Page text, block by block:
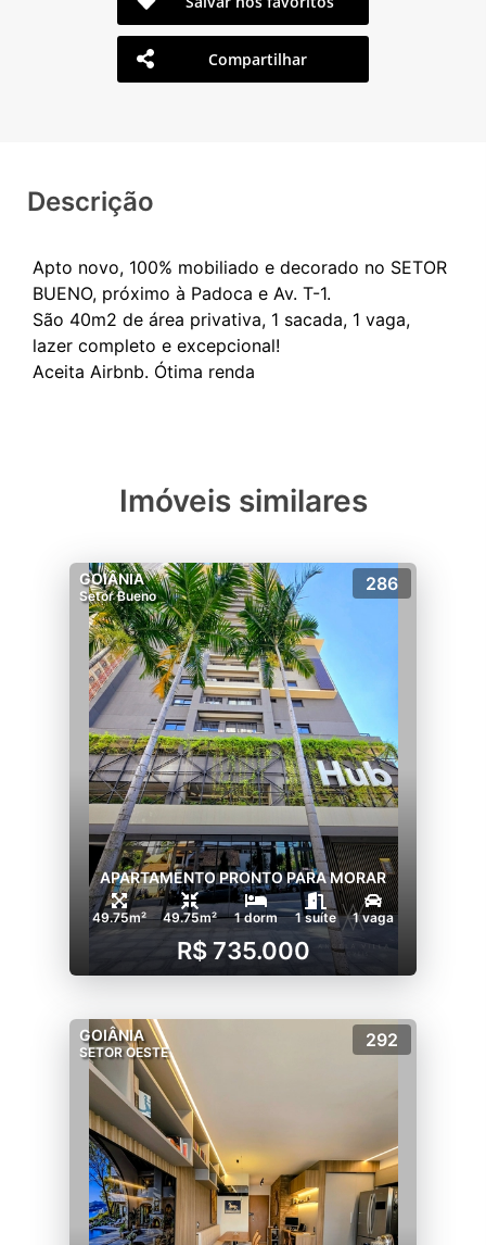
Compartilhar
Descrição
Apto novo, 100% mobiliado e decorado no SETOR
BUENO, próximo à Padoca e Av. T-1.
São 40m2 de área privativa, 1 sacada, 1 vaga,
lazer completo e excepcional!
Imóveis similares
GOIÂNIA
Setor Bueno
286
APARTAMENTO PRONTO PARA MORAR
49.75m² 49.75m² 1 dorm 1 suíte 1 vaga
R$ 735.000
GOIÂNIA
SETOR OESTE
292